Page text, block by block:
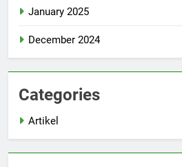
January 2025
December 2024
Categories
Artikel